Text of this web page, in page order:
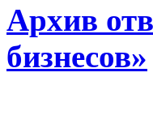
Архив
бизнесов»